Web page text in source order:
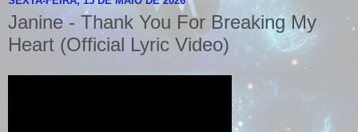
Janine - Thank You For Breaking My
Heart (Official Lyric Video)